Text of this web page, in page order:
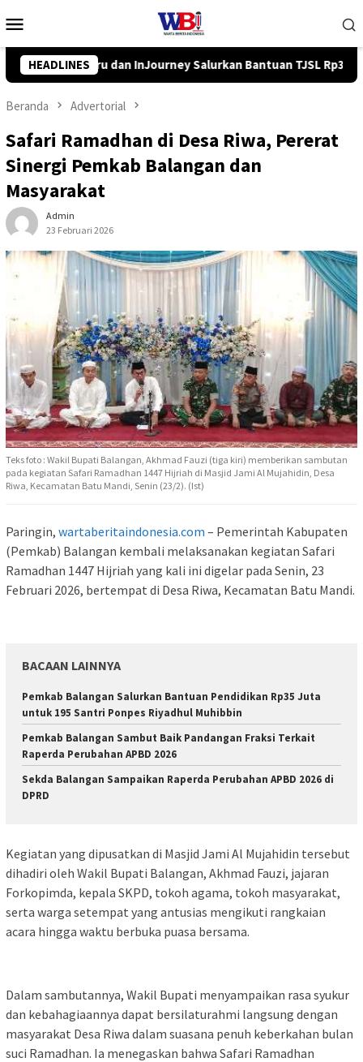
ke
Mobile
HEADLINES
Bantuan TJSL Rp319 Juta Pemkab Balangan
Beranda Advertorial
Safari Ramadhan di Desa Riwa, Pererat
Sinergi Pemkab Balangan dan
Masyarakat
Admin
23 Februari 2026
Teks foto : Wakil Bupati Balangan, Akhmad Fauzi (tiga kiri) memberikan sambutan
pada kegiatan Safari Ramadhan 1447 Hijriah di Masjid Jami Al Mujahidin, Desa
Riwa, Kecamatan Batu Mandi, Senin (23/2). (Ist)
Paringin, wartaberitaindonesia.com – Pemerintah Kabupaten
(Pemkab) Balangan kembali melaksanakan kegiatan Safari
Ramadhan 1447 Hijriah yang kali ini digelar pada Senin, 23
Februari 2026, bertempat di Desa Riwa, Kecamatan Batu Mandi.
BACAAN LAINNYA
Pemkab Balangan Salurkan Bantuan Pendidikan Rp35 Juta
untuk 195 Santri Ponpes Riyadhul Muhibbin
Pemkab Balangan Sambut Baik Pandangan Fraksi Terkait
Raperda Perubahan APBD 2026
Sekda Balangan Sampaikan Raperda Perubahan APBD 2026 di
DPRD
Kegiatan yang dipusatkan di Masjid Jami Al Mujahidin tersebut
dihadiri oleh Wakil Bupati Balangan, Akhmad Fauzi, jajaran
Forkopimda, kepala SKPD, tokoh agama, tokoh masyarakat,
serta warga setempat yang antusias mengikuti rangkaian
acara hingga waktu berbuka puasa bersama.
Dalam sambutannya, Wakil Bupati menyampaikan rasa syukur
dan kebahagiaannya dapat bersilaturahmi langsung dengan
masyarakat Desa Riwa dalam suasana penuh keberkahan bulan
suci Ramadhan. Ia menegaskan bahwa Safari Ramadhan